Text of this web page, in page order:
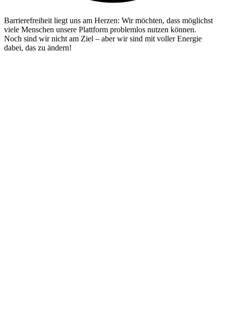
Barrierefreiheit liegt uns am Herzen: Wir möchten, dass möglichst
viele Menschen unsere Plattform problemlos nutzen können.
Noch sind wir nicht am Ziel – aber wir sind mit voller Energie
dabei, das zu ändern!